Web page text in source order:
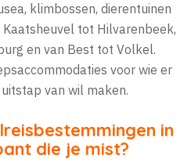
klimbossen, dierentuinen
tot Hilvarenbeek,
en van Best tot Volkel.
voor wie er
van wil maken.
in
die je mist?